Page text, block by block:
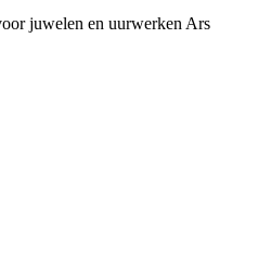
juwelen en uurwerken Ars